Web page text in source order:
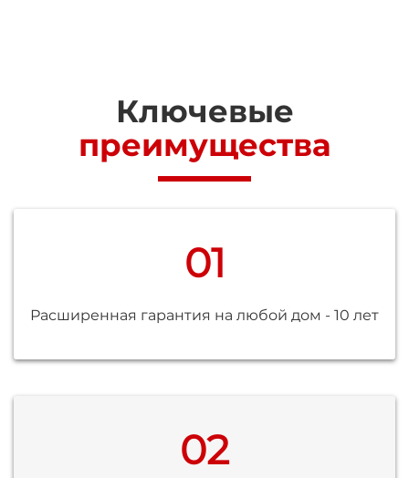
Ключевые
преимущества
01
Расширенная гарантия на любой дом - 10 лет
02